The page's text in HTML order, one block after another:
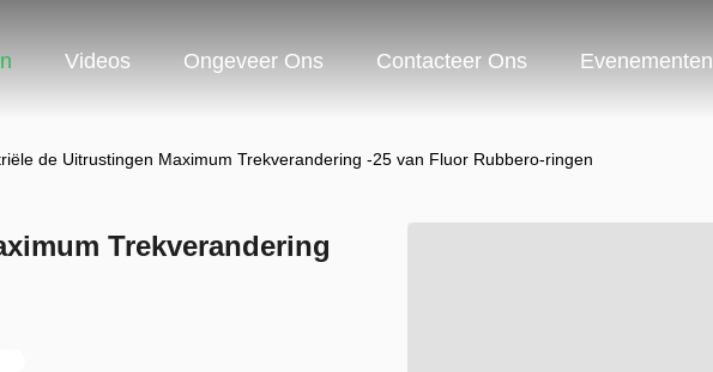
Videos Ongeveer Ons Contacteer Ons Evenementen
de Uitrustingen Maximum Trekverandering -25 van Fluor Rubbero-ringen
Trekverandering